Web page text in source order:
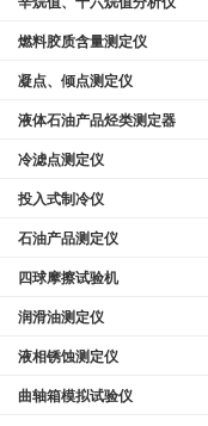
燃料胶质含量测定仪
凝点、倾点测定仪
液体石油产品烃类测定器
冷滤点测定仪
投入式制冷仪
石油产品测定仪
四球摩擦试验机
润滑油测定仪
液相锈蚀测定仪
曲轴箱模拟试验仪